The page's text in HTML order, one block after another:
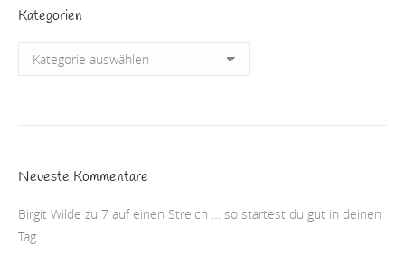
Kategorien
Kategorien
Neueste Kommentare
Birgit Wilde zu 7 auf einen Streich … so startest du gut in deinen
Tag